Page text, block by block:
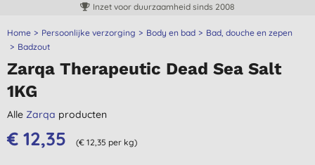
Inzet voor duurzaamheid sinds 2008
Home Persoonlijke verzorging Body en bad
Bad, douche en zepen
Badzout
Zarqa Therapeutic Dead Sea Salt
1KG
Alle Zarqa producten
€ 12,35 (€ 12,35 per kg)